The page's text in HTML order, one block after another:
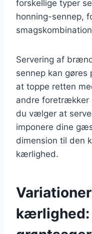
forskellige typer
honning-sennep,
Servering af
sennep kan
at toppe retten
andre foretrækker
du vælger at
imponere dine
dimension til den
kærlighed.
kærlighed: